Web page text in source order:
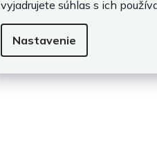
vyjadrujete súhlas s ich
Nastavenie